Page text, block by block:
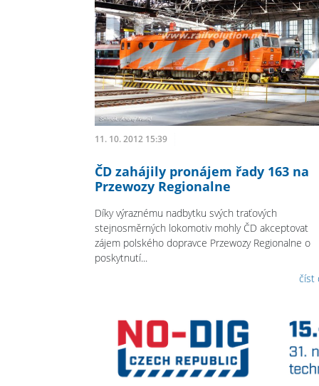
11. 10. 2012 15:39
ČD zahájily pronájem řady 163 na
Przewozy Regionalne
Díky výraznému nadbytku svých traťových
stejnosměrných lokomotiv mohly ČD akceptovat
zájem polského dopravce Przewozy Regionalne o
poskytnutí...
číst